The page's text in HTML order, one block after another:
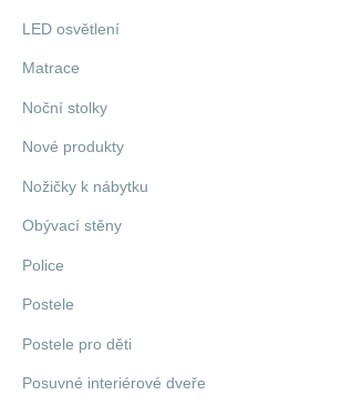
LED osvětlení
Matrace
Noční stolky
Nové produkty
Nožičky k nábytku
Obývací stěny
Police
Postele
Postele pro děti
Posuvné interiérové dveře